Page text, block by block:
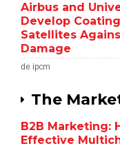
Airbus and
Develop
Satellites
Damage
de ipcm
The
B2B Marketing:
Effective